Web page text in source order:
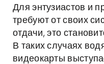
Для энтузиастов и
требуют от своих
отдачи, это
В таких случаях
видеокарты